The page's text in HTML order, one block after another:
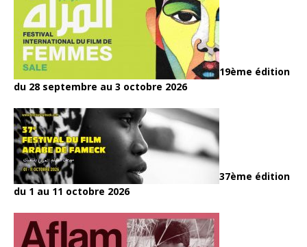
19ème édition
du 28 septembre au 3 octobre 2026
37ème édition
du 1 au 11 octobre 2026